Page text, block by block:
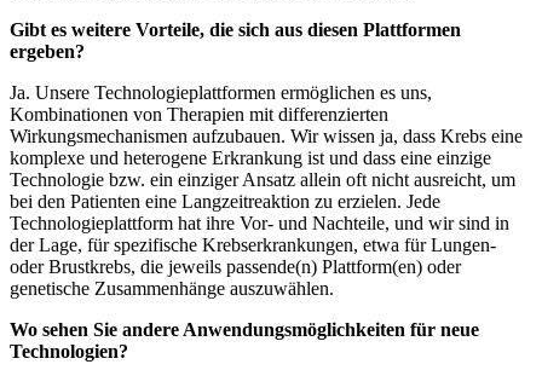
Gibt es weitere Vorteile, die sich aus diesen Plattformen
ergeben?
Ja. Unsere Technologieplattformen ermöglichen es uns,
Kombinationen von Therapien mit differenzierten
Wirkungsmechanismen aufzubauen. Wir wissen ja, dass Krebs eine
komplexe und heterogene Erkrankung ist und dass eine einzige
Technologie bzw. ein einziger Ansatz allein oft nicht ausreicht, um
bei den Patienten eine Langzeitreaktion zu erzielen. Jede
Technologieplattform hat ihre Vor- und Nachteile, und wir sind in
der Lage, für spezifische Krebserkrankungen, etwa für Lungen-
oder Brustkrebs, die jeweils passende(n) Plattform(en) oder
genetische Zusammenhänge auszuwählen.
Wo sehen Sie andere Anwendungsmöglichkeiten für neue
Technologien?